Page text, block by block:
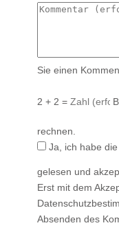
Sie einen
2 + 2 =
rechnen.
Ja, ich habe die
gelesen und
Erst mit dem
Absenden des